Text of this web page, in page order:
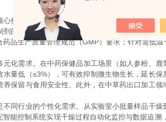
值。在高校科研院所、中药研发企业的新药研
的配方优化，模拟工业化生产工艺，为后续量
品生产质量管理规范（GMP）要求；针对需低
需求。在中药保健品加工场景（如人参粉、鹿
量低（≤3%），可有效抑制微生物生长，延长
保留与食用安全性。此外，在中草药出口加工
行业的个性化需求。从实验室小批量样品干
能控制系统实现干燥过程自动化监控与数据追